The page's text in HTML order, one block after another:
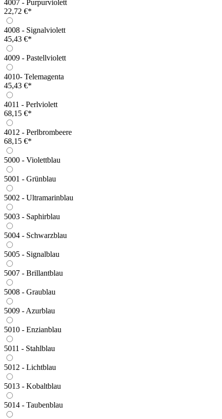
4007 - Purpurviolett
22,72 €*
4008 - Signalviolett
45,43 €*
4009 - Pastellviolett
4010- Telemagenta
45,43 €*
4011 - Perlviolett
68,15 €*
4012 - Perlbrombeere
68,15 €*
5000 - Violettblau
5001 - Grünblau
5002 - Ultramarinblau
5003 - Saphirblau
5004 - Schwarzblau
5005 - Signalblau
5007 - Brillantblau
5008 - Graublau
5009 - Azurblau
5010 - Enzianblau
5011 - Stahlblau
5012 - Lichtblau
5013 - Kobaltblau
5014 - Taubenblau